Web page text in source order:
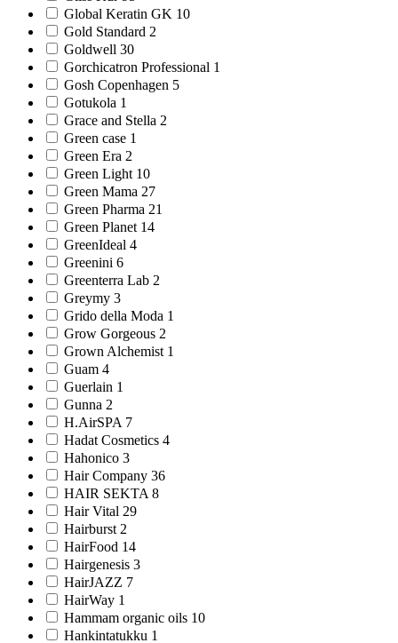
Global Keratin GK 10
Gold Standard 2
Goldwell 30
Gorchicatron Professional 1
Gosh Copenhagen 5
Gotukola 1
Grace and Stella 2
Green case 1
Green Era 2
Green Light 10
Green Mama 27
Green Pharma 21
Green Planet 14
GreenIdeal 4
Greenini 6
Greenterra Lab 2
Greymy 3
Grido della Moda 1
Grow Gorgeous 2
Grown Alchemist 1
Guam 4
Guerlain 1
Gunna 2
H.AirSPA 7
Hadat Cosmetics 4
Hahonico 3
Hair Company 36
HAIR SEKTA 8
Hair Vital 29
Hairburst 2
HairFood 14
Hairgenesis 3
HairJAZZ 7
HairWay 1
Hammam organic oils 10
Hankintatukku 1